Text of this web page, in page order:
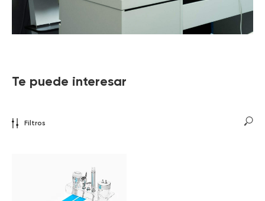
Te puede interesar
Filtros